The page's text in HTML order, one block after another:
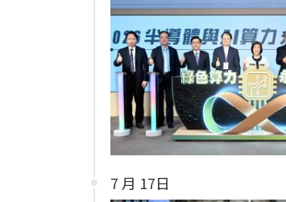
7 月 17日